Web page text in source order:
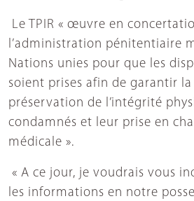
Le TPIR « œuvre en
l’administration pénitentiaire
Nations unies pour que les
soient prises afin de garantir la
préservation de l’intégrité
condamnés et leur prise en
médicale ».
« A ce jour, je voudrais vous
les informations en notre